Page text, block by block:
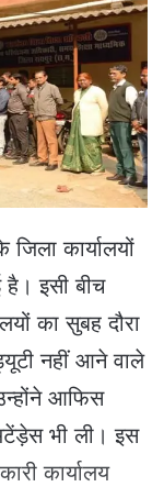
जिला कार्यालयों
इसी बीच
का सुबह दौरा
नहीं आने वाले
आफिस
भी ली। इस
कार्यालय